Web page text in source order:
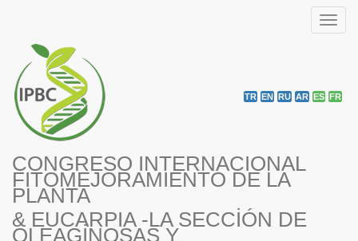
CONGRESO INTERNACIONAL
FITOMEJORAMIENTO DE LA
PLANTA
& EUCARPIA -LA SECCİÓN DE
OLEAGİNOSAS Y
TR EN RU AR ES FR